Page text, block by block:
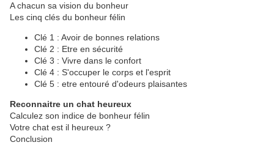
A chacun sa vision du bonheur
Les cinq clés du bonheur félin
Clé 1 : Avoir de bonnes relations
Clé 2 : Etre en sécurité
Clé 3 : Vivre dans le confort
Clé 4 : S'occuper le corps et l'esprit
Clé 5 : etre entouré d'odeurs plaisantes
Reconnaitre un chat heureux
Calculez son indice de bonheur félin
Votre chat est il heureux ?
Conclusion